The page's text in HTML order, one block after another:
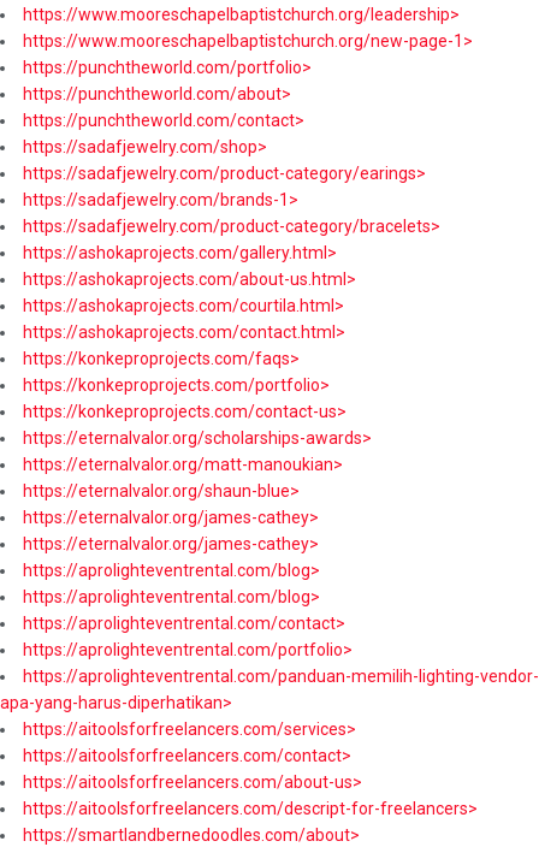
https://www.mooreschapelbaptistchurch.org/leadership>
https://www.mooreschapelbaptistchurch.org/new-page-1>
https://punchtheworld.com/portfolio>
https://punchtheworld.com/about>
https://punchtheworld.com/contact>
https://sadafjewelry.com/shop>
https://sadafjewelry.com/product-category/earings>
https://sadafjewelry.com/brands-1>
https://sadafjewelry.com/product-category/bracelets>
https://ashokaprojects.com/gallery.html>
https://ashokaprojects.com/about-us.html>
https://ashokaprojects.com/courtila.html>
https://ashokaprojects.com/contact.html>
https://konkeproprojects.com/faqs>
https://konkeproprojects.com/portfolio>
https://konkeproprojects.com/contact-us>
https://eternalvalor.org/scholarships-awards>
https://eternalvalor.org/matt-manoukian>
https://eternalvalor.org/shaun-blue>
https://eternalvalor.org/james-cathey>
https://eternalvalor.org/james-cathey>
https://aprolighteventrental.com/blog>
https://aprolighteventrental.com/blog>
https://aprolighteventrental.com/contact>
https://aprolighteventrental.com/portfolio>
https://aprolighteventrental.com/panduan-memilih-lighting-vendor-
apa-yang-harus-diperhatikan>
https://aitoolsforfreelancers.com/services>
https://aitoolsforfreelancers.com/contact>
https://aitoolsforfreelancers.com/about-us>
https://aitoolsforfreelancers.com/descript-for-freelancers>
https://smartlandbernedoodles.com/about>